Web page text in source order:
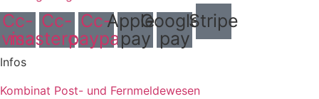
Cc-
visa
Cc-
mastercard
Cc-
paypal
Apple-
pay
Google-
pay
Stripe
Infos
Kombinat Post- und Fernmeldewesen